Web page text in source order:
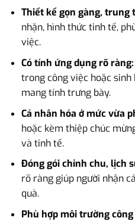
Thiết kế gọn gàng, trung
nhặn, hình thức tinh tế,
việc.
Có tính ứng dụng rõ ràng:
trong công việc hoặc
mang tính trưng bày.
Cá nhân hóa ở mức vừa
hoặc kèm thiệp chúc
và tinh tế.
Đóng gói chỉnh chu, lịch
rõ ràng giúp người nhận
quà.
Phù hợp môi trường công